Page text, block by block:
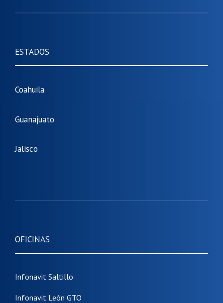
ESTADOS
Coahuila
Guanajuato
Jalisco
OFICINAS
Infonavit Saltillo
Infonavit León GTO